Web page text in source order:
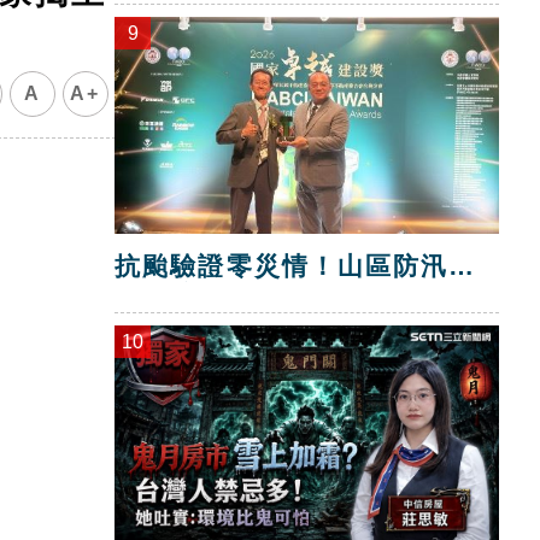
A A+
9
抗颱驗證零災情！山區防汛工
10